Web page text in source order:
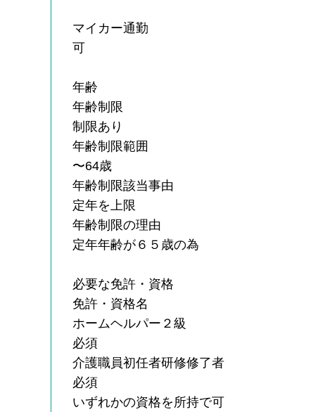
マイカー通勤
可
年齢
年齢制限
制限あり
年齢制限範囲
〜64歳
年齢制限該当事由
定年を上限
年齢制限の理由
定年年齢が６５歳の為
必要な免許・資格
免許・資格名
ホームヘルパー２級
必須
介護職員初任者研修修了者
必須
いずれかの資格を所持で可